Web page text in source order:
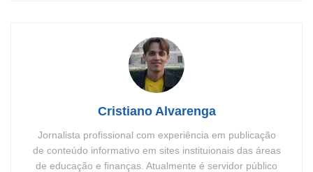
Cristiano Alvarenga
Jornalista profissional com experiência em publicação
de conteúdo informativo em sites instituionais das áreas
de educação e finanças. Atualmente é servidor público